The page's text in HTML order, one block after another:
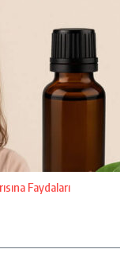
Faydaları